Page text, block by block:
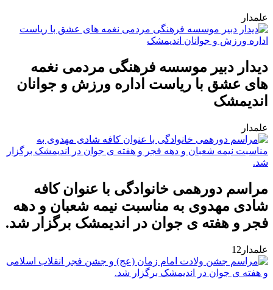
علمدار
دیدار دبیر موسسه فرهنگی مردمی نغمه
های عشق با ریاست اداره ورزش و جوانان
اندیمشک
علمدار
مراسم دورهمی خانوادگی با عنوان کافه
شادی مهدوی به مناسبت نیمه شعبان و دهه
فجر و هفته ی جوان در اندیمشک برگزار شد.
علمدار12